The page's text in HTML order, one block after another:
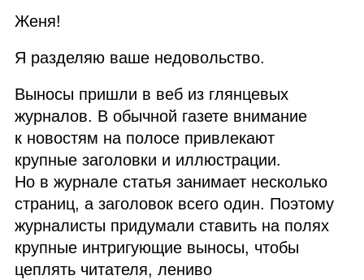
Женя!
Я разделяю ваше недовольство.
Выносы пришли в веб из глянцевых
журналов. В обычной газете внимание
к новостям на полосе привлекают
крупные заголовки и иллюстрации.
Но в журнале статья занимает несколько
страниц, а заголовок всего один. Поэтому
журналисты придумали ставить на полях
крупные интригующие выносы, чтобы
цеплять читателя, лениво